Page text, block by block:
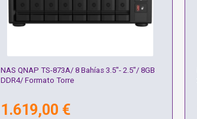
NAS QNAP TS-873A/ 8 Bahías 3.5"- 2.5"/ 8GB
DDR4/ Formato Torre
1.619,00 €